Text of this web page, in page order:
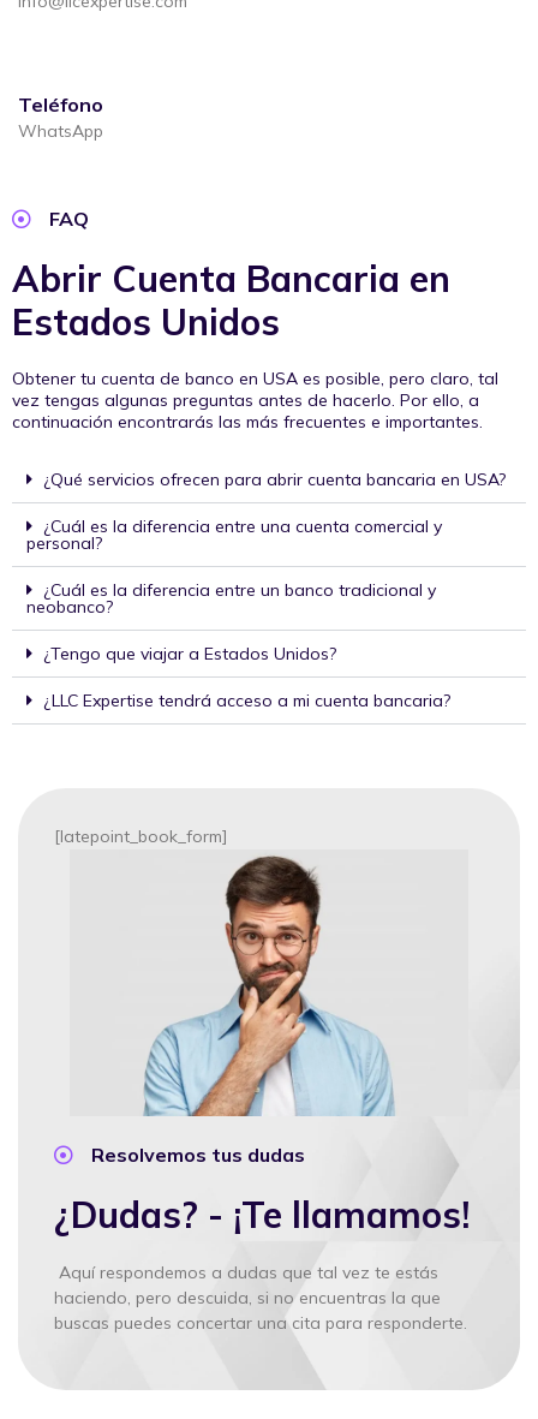
Teléfono
WhatsApp
FAQ
Abrir Cuenta Bancaria en
Estados Unidos
Obtener tu cuenta de banco en USA es posible, pero claro, tal
vez tengas algunas preguntas antes de hacerlo. Por ello, a
continuación encontrarás las más frecuentes e importantes.
¿Qué servicios ofrecen para abrir cuenta bancaria en USA?
¿Cuál es la diferencia entre una cuenta comercial y
personal?
¿Cuál es la diferencia entre un banco tradicional y
neobanco?
¿Tengo que viajar a Estados Unidos?
¿LLC Expertise tendrá acceso a mi cuenta bancaria?
Resolvemos tus dudas
¿Dudas? - ¡Te llamamos!
Aquí respondemos a dudas que tal vez te estás
haciendo, pero descuida, si no encuentras la que
buscas puedes concertar una cita para responderte.
[latepoint_book_form]